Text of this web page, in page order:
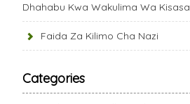
Dhahabu Kwa Wakulima Wa Kisasa
Faida Za Kilimo Cha Nazi
Categories